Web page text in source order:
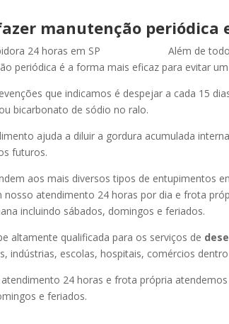
manutenção
Além de
periódica é a forma mais eficaz para evitar um
que indicamos é despejar a cada 15
bicarbonato de sódio no ralo.
ajuda a diluir a gordura acumulada
futuros.
aos mais diversos tipos de entupimentos
nosso atendimento 24 horas por dia e frota
incluindo sábados, domingos e feriados.
altamente qualificada para os serviços de
indústrias, escolas, hospitais, comércios
24 horas e frota própria
e feriados.